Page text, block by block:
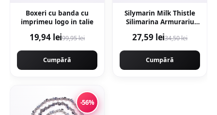
Boxeri cu banda cu
imprimeu logo in talie
19,94 lei99,95 lei
Cumpără
Silymarin Milk Thistle
Silimarina Armurariu
27,59 lei34,50 lei
Cumpără
-56%